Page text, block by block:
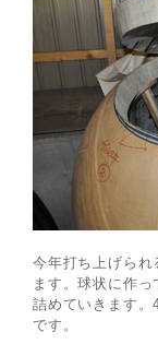
今年打ち上げら
ます。球状に作
詰めていきます。
です。